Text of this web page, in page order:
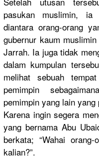
pasukan muslimin, ia
diantara orang-orang
gubernur kaum
Jarrah. Ia juga tidak
dalam kumpulan
melihat sebuah
pemimpin sebagaiman
pemimpin yang lain yang
Karena ingin segera
yang bernama Abu
berkata; “Wahai orang-
kalian?”.